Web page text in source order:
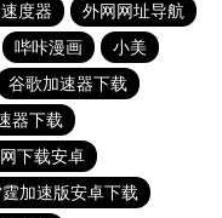
度器
外网网址导航
哔咔漫画
小美
谷歌加速器下载
器下载
下载安卓
加速版安卓下载